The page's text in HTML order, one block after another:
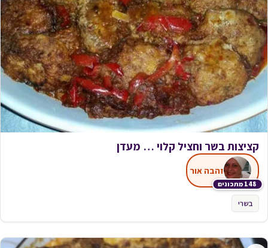
קציצות בשר וחציל קלוי … מעדן
148 מתכונים
זהבה אור
בשרי